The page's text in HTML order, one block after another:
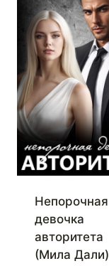
Непорочная
девочка
авторитета
(Мила Дали)